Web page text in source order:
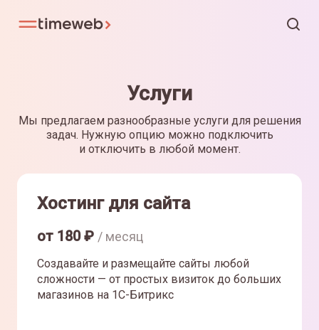
Услуги
Мы предлагаем разнообразные услуги для решения
задач. Нужную опцию можно подключить
и отключить в любой момент.
Хостинг для сайта
от 180₽ / месяц
Создавайте и размещайте сайты любой
сложности — от простых визиток до больших
магазинов на 1С-Битрикс